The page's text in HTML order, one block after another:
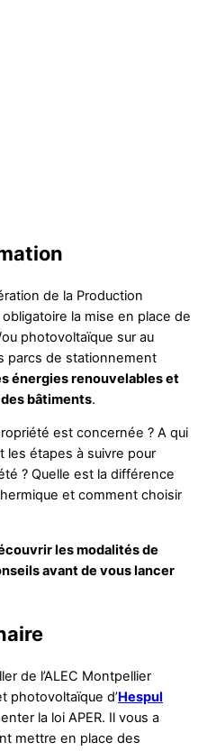
de la Production
la mise en place de
photovoltaïque sur au
parcs de stationnement
énergies renouvelables et
bâtiments.
est concernée ? A qui
les étapes à suivre pour
? Quelle est la différence
et comment choisir
les modalités de
avant de vous lancer
de l’ALEC Montpellier
photovoltaïque d’Hespul
la loi APER. Il vous a
mettre en place des